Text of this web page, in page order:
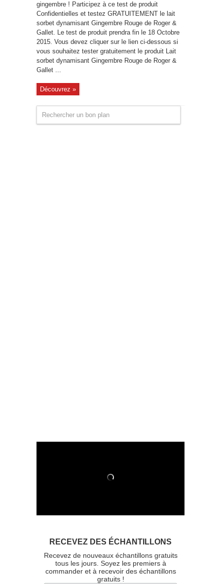
gingembre ! Participez à ce test de produit
Confidentielles et testez GRATUITEMENT le lait
sorbet dynamisant Gingembre Rouge de Roger &
Gallet. Le test de produit prendra fin le 18 Octobre
2015. Vous devez cliquer sur le lien ci-dessous si
vous souhaitez tester gratuitement le produit Lait
sorbet dynamisant Gingembre Rouge de Roger &
Gallet ...
Découvrez »
RECEVEZ DES ÉCHANTILLONS
Recevez de nouveaux échantillons gratuits
tous les jours. Soyez les premiers à
commander et à recevoir des échantillons
gratuits !